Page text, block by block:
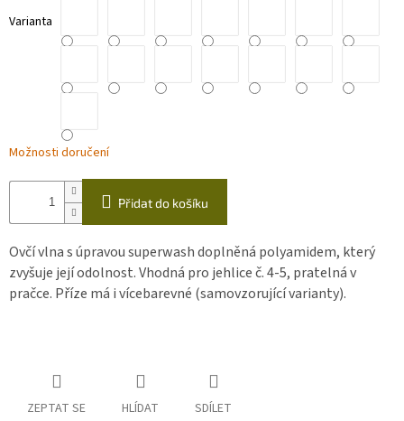
Varianta
Možnosti doručení
Přidat do košíku
Ovčí vlna s úpravou superwash doplněná polyamidem, který
zvyšuje její odolnost. Vhodná pro jehlice č. 4-5, pratelná v
pračce. Příze má i vícebarevné (samovzorující varianty).
ZEPTAT SE HLÍDAT SDÍLET